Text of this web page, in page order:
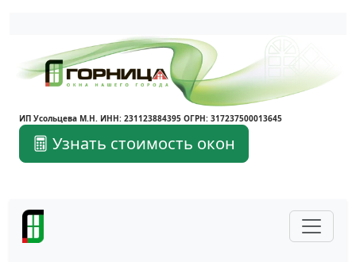
Написать в Max
Написать в Telegram
ИП Усольцева М.Н. ИНН: 231123884395 ОГРН: 317237500013645
Узнать стоимость окон